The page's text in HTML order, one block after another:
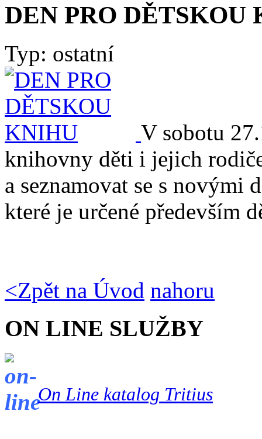
DEN PRO DĚTSKOU
Typ: ostatní
V sobotu
knihovny děti i jejich
a seznamovat se s
které je určené především
<Zpět na Úvod nahoru
ON LINE SLUŽBY
On Line katalog Tritius